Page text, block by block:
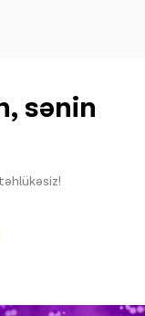
sənin